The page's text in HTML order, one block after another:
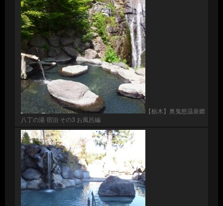
【栃木】奥鬼怒温泉郷
八丁の湯 宿泊 その3 お風呂編